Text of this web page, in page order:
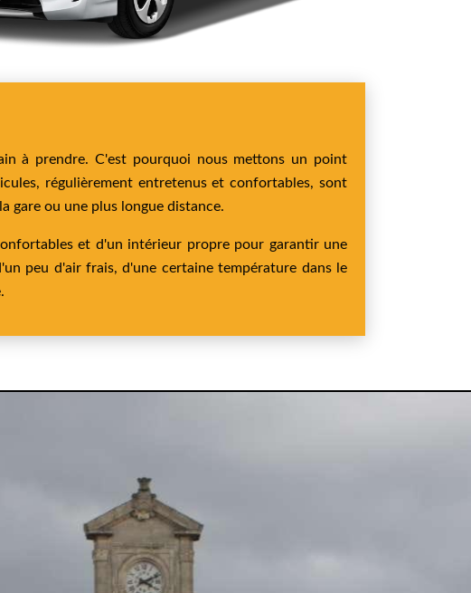
à prendre. C'est pourquoi nous mettons un point
régulièrement entretenus et confortables, sont
gare ou une plus longue distance.
et d'un intérieur propre pour garantir une
peu d'air frais, d'une certaine température dans le